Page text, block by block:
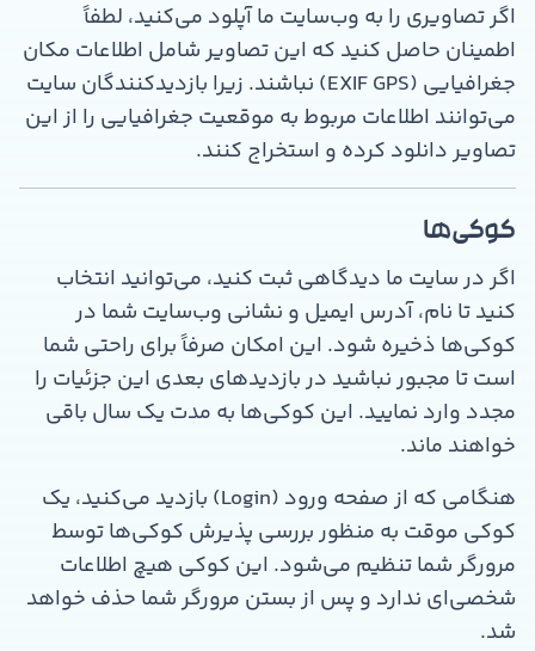
اگر تصاویری را به وب‌سایت ما آپلود می‌کنید، لطفاً
اطمینان حاصل کنید که این تصاویر شامل اطلاعات مکان
جغرافیایی (EXIF GPS) نباشند. زیرا بازدیدکنندگان سایت
می‌توانند اطلاعات مربوط به موقعیت جغرافیایی را از این
تصاویر دانلود کرده و استخراج کنند.
کوکی‌ها
اگر در سایت ما دیدگاهی ثبت کنید، می‌توانید انتخاب
کنید تا نام، آدرس ایمیل و نشانی وب‌سایت شما در
کوکی‌ها ذخیره شود. این امکان صرفاً برای راحتی شما
است تا مجبور نباشید در بازدیدهای بعدی این جزئیات را
مجدد وارد نمایید. این کوکی‌ها به مدت یک سال باقی
خواهند ماند.
هنگامی که از صفحه ورود (Login) بازدید می‌کنید، یک
کوکی موقت به منظور بررسی پذیرش کوکی‌ها توسط
مرورگر شما تنظیم می‌شود. این کوکی هیچ اطلاعات
شخصی‌ای ندارد و پس از بستن مرورگر شما حذف خواهد
شد.